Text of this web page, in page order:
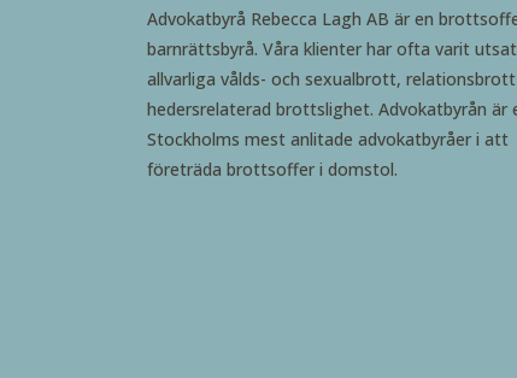
Advokatbyrå Rebecca Lagh AB är en
barnrättsbyrå. Våra klienter har ofta varit
allvarliga vålds- och sexualbrott,
hedersrelaterad brottslighet. Advokatbyrån är
Stockholms mest anlitade advokatbyråer i att
företräda brottsoffer i domstol.